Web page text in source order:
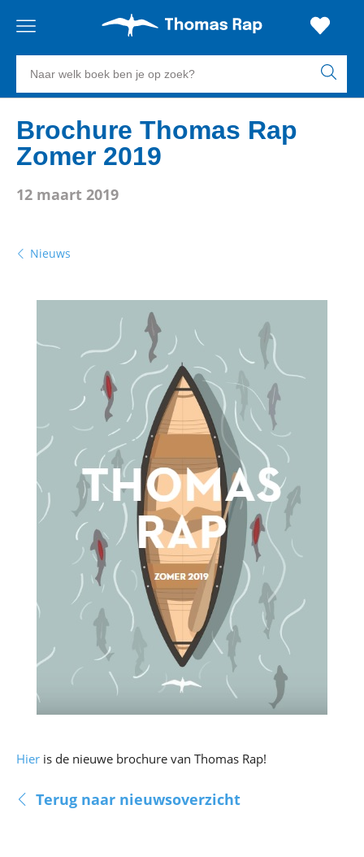
verzending
20
euro
23:59
besteld,
volgende
werkdag
in
huis
Veilig betalen
Zoeken
auteurs
en
Brochure Thomas Rap
Zomer 2019
12 maart 2019
Nieuws
Hier is de nieuwe brochure van Thomas Rap!
Terug naar nieuwsoverzicht